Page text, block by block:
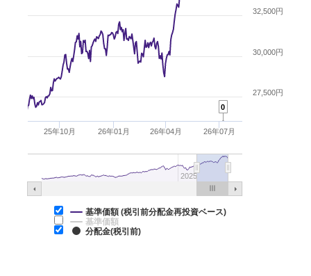
0
26年01月 26年07月
25年10月 26年04月
2025
30,000円
27,500円
32,500円
基準価額 (税引前分配金再投資ベース)
基準価額
分配金(税引前)